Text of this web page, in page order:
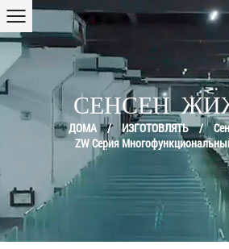
СЕНСЕН
ДОМА / ИЗГОТОВЛЯТЬ /
ZW Серия